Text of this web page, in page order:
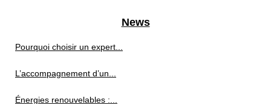
News
Pourquoi choisir un expert...
L’accompagnement d’un...
Énergies renouvelables :...